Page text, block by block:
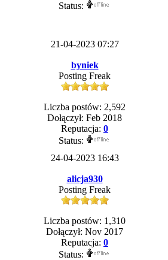
Status:
21-04-2023 07:27
byniek
Posting Freak
Liczba postów: 2,592
Dołączył: Feb 2018
Reputacja: 0
Status:
24-04-2023 16:43
alicja930
Posting Freak
Liczba postów: 1,310
Dołączył: Nov 2017
Reputacja: 0
Status: